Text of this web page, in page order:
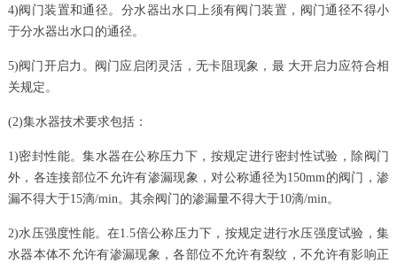
4)阀门装置和通径。分水器出水口上须有阀门装置，阀门通径不得小
于分水器出水口的通径。
5)阀门开启力。阀门应启闭灵活，无卡阻现象，最 大开启力应符合相
关规定。
(2)集水器技术要求包括：
1)密封性能。集水器在公称压力下，按规定进行密封性试验，除阀门
外，各连接部位不允许有渗漏现象，对公称通径为150mm的阀门，渗
漏不得大于15滴/min。其余阀门的渗漏量不得大于10滴/min。
2)水压强度性能。在1.5倍公称压力下，按规定进行水压强度试验，集
水器本体不允许有渗漏现象，各部位不允许有裂纹，不允许有影响正